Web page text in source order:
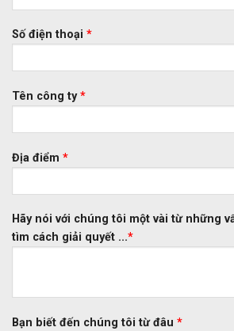
Số điện thoại *
Tên công ty*
Địa điểm *
Hãy nói với chúng tôi một vài từ những
tìm cách giải quyết ...*
Bạn biết đến chúng tôi từ đâu *